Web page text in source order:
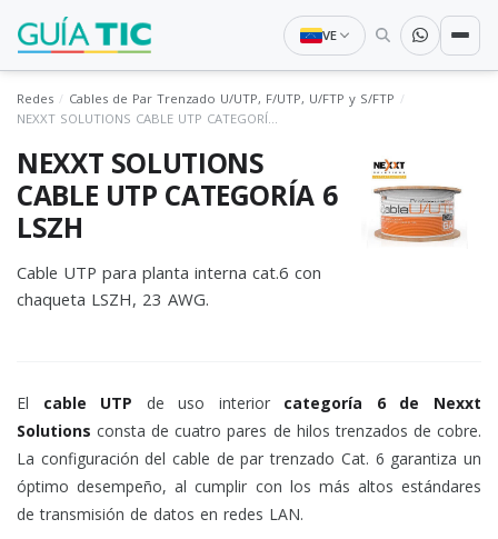
VE
Redes
Cables de Par Trenzado U/UTP, F/UTP, U/FTP y S/FTP
NEXXT SOLUTIONS CABLE UTP CATEGORÍA 6 LSZH
NEXXT SOLUTIONS
CABLE UTP CATEGORÍA 6
LSZH
Cable UTP para planta interna cat.6 con
chaqueta LSZH, 23 AWG.
El cable UTP de uso interior categoría 6 de Nexxt
Solutions consta de cuatro pares de hilos trenzados de cobre.
La configuración del cable de par trenzado Cat. 6 garantiza un
óptimo desempeño, al cumplir con los más altos estándares
de transmisión de datos en redes LAN.